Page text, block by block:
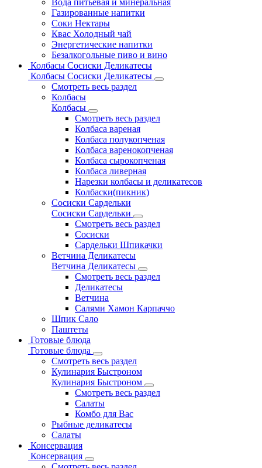
Вода питьевая и минеральная
Газированные напитки
Соки Нектары
Квас Холодный чай
Энергетические напитки
Безалкогольные пиво и вино
Колбасы Сосиски Деликатесы
Колбасы Сосиски Деликатесы
Смотреть весь раздел
Колбасы
Колбасы
Смотреть весь раздел
Колбаса вареная
Колбаса полукопченая
Колбаса варенокопченая
Колбаса сырокопченая
Колбаса ливерная
Нарезки колбасы и деликатесов
Колбаски(пикник)
Сосиски Сардельки
Сосиски Сардельки
Смотреть весь раздел
Сосиски
Сардельки Шпикачки
Ветчина Деликатесы
Ветчина Деликатесы
Смотреть весь раздел
Деликатесы
Ветчина
Салями Хамон Карпаччо
Шпик Сало
Паштеты
Готовые блюда
Готовые блюда
Смотреть весь раздел
Кулинария Быстроном
Кулинария Быстроном
Смотреть весь раздел
Салаты
Комбо для Вас
Рыбные деликатесы
Салаты
Консервация
Консервация